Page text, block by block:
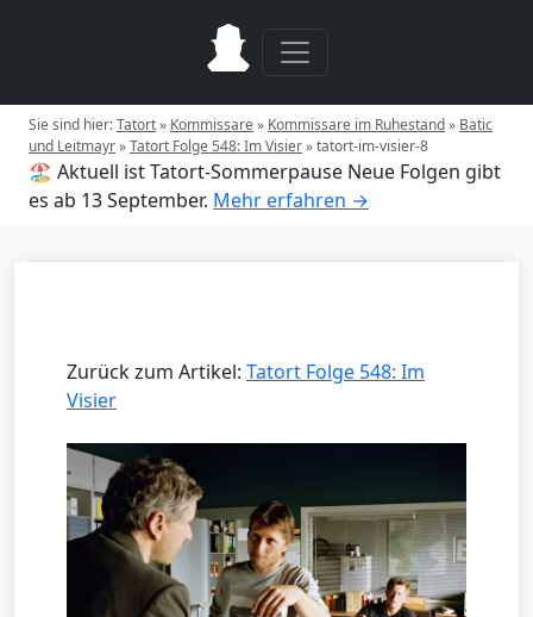
Sie sind hier:Tatort» Kommissare» Kommissare im Ruhestand» Batic
und Leitmayr»Tatort Folge 548: Im Visier»tatort-im-visier-8
🏖️ Aktuell ist Tatort-Sommerpause Neue Folgen gibt
es ab 13 September. Mehr erfahren →
Zurück zum Artikel: Tatort Folge 548: Im
Visier